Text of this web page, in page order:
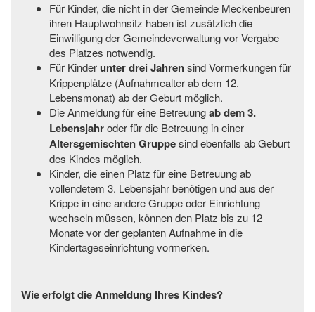
Für Kinder, die nicht in der Gemeinde Meckenbeuren
ihren Hauptwohnsitz haben ist zusätzlich die
Einwilligung der Gemeindeverwaltung vor Vergabe
des Platzes notwendig.
Für Kinderunter drei Jahrensind Vormerkungen für
Krippenplätze (Aufnahmealter ab dem 12.
Lebensmonat) ab der Geburt möglich.
Die Anmeldung für eine Betreuungab dem 3.
Lebensjahroder für die Betreuung in einer
Altersgemischten Gruppesind ebenfalls ab Geburt
des Kindes möglich.
Kinder, die einen Platz für eine Betreuung ab
vollendetem 3. Lebensjahr benötigen und aus der
Krippe in eine andere Gruppe oder Einrichtung
wechseln müssen, können den Platz bis zu 12
Monate vor der geplanten Aufnahme in die
Kindertageseinrichtung vormerken.
Wie erfolgt die Anmeldung Ihres Kindes?